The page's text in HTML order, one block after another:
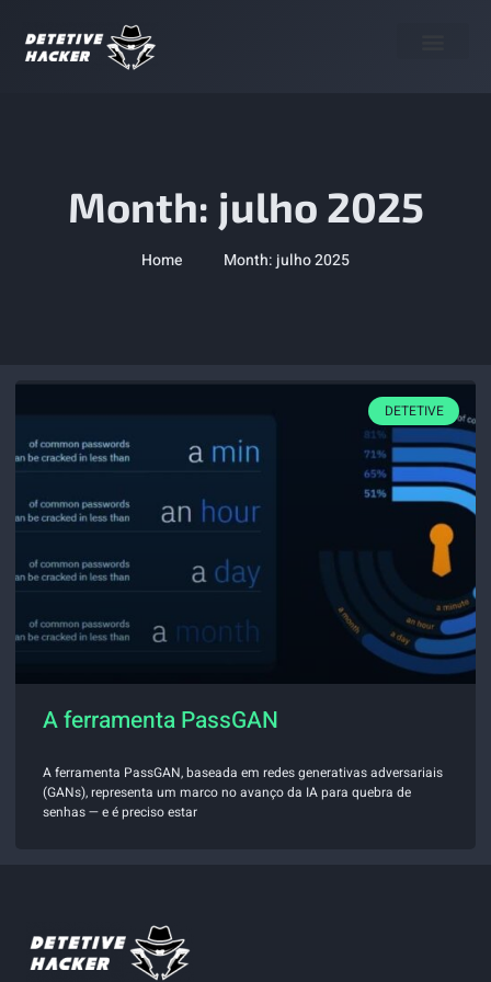
Month: julho 2025
Home Month: julho 2025
DETETIVE
A ferramenta PassGAN
A ferramenta PassGAN, baseada em redes generativas adversariais
(GANs), representa um marco no avanço da IA para quebra de
senhas — e é preciso estar